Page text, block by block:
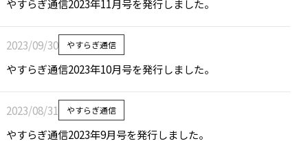
やすらぎ通信2023年11月号を発行しました。
2023/09/30 やすらぎ通信
やすらぎ通信2023年10月号を発行しました。
2023/08/31 やすらぎ通信
やすらぎ通信2023年9月号を発行しました。